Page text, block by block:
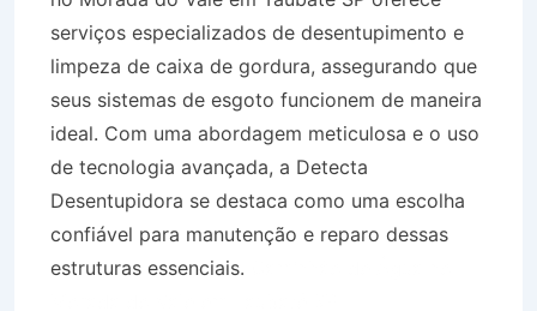
serviços especializados de desentupimento e
limpeza de caixa de gordura, assegurando que
seus sistemas de esgoto funcionem de maneira
ideal. Com uma abordagem meticulosa e o uso
de tecnologia avançada, a Detecta
Desentupidora se destaca como uma escolha
confiável para manutenção e reparo dessas
estruturas essenciais.